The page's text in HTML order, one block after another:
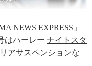
NEWS EXPRESS」
はハーレー ナイトスタ
アサスペンションな